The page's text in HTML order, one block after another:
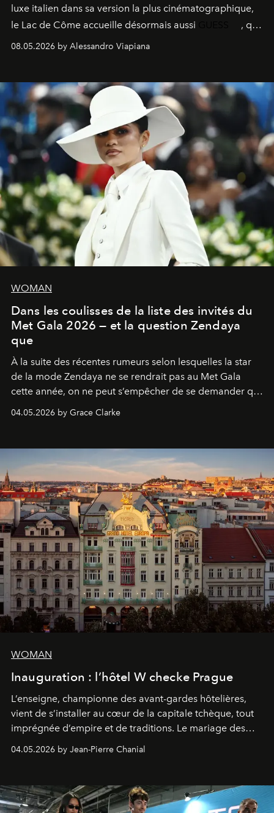
luxe italien dans sa version la plus cinématographique,
le Lac de Côme accueille désormais aussi
, qui
signe un takeover entre boutiques, hôtels, bateaux et
fragrances. L’une des opérations de style les plus
08.05.2026 by Alessandro Viapiana
WOMAN
Dans les coulisses de la liste des invités du
Met Gala 2026 — et la question Zendaya
que
À la suite des récentes rumeurs selon lesquelles la star
de la mode Zendaya ne se rendrait pas au Met Gala
cette année, on ne peut s’empêcher de se demander qui
sera présent.
04.05.2026 by Grace Clarke
WOMAN
Inauguration : l’hôtel W checke Prague
L’enseigne, championne des avant-gardes hôtelières,
vient de s’installer au cœur de la capitale tchèque, tout
imprégnée d’empire et de traditions. Le mariage des
extrêmes fait merveille.
04.05.2026 by Jean-Pierre Chanial